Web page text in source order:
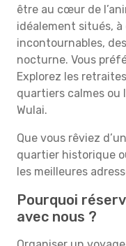
être au cœur de
idéalement situés,
incontournables,
nocturne. Vous
Explorez les
quartiers calmes ou
Wulai.
Que vous rêviez
quartier historique
les meilleures
Pourquoi
avec nous ?